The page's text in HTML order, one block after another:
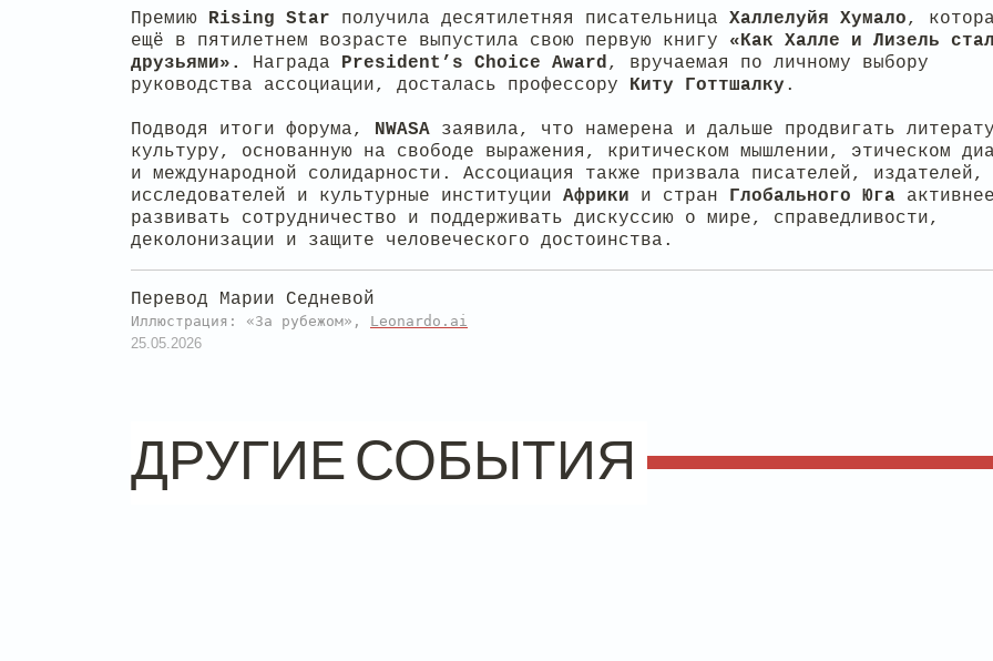
Премию Rising Star получила десятилетняя писательница Халлелуйя Хумало,
ещё в пятилетнем возрасте выпустила свою первую книгу «Как Халле и Лизель
друзьями».
Награда President’s Choice Award, вручаемая по личному выбору
руководства ассоциации, досталась профессору Киту Готтшалку .
Подводя итоги форума, NWASA заявила, что намерена и дальше продвигать
культуру, основанную на свободе выражения, критическом мышлении, этическом
и международной солидарности. Ассоциация также призвала писателей, издателей,
исследователей и культурные институции Африки и стран Глобального Юга активнее
развивать сотрудничество и поддерживать дискуссию о мире, справедливости,
деколонизации и защите человеческого достоинства.
Перевод Марии Седневой
Иллюстрация: «За рубежом», Leonardo.ai
25.05.2026
ДРУГИЕ СОБЫТИЯ